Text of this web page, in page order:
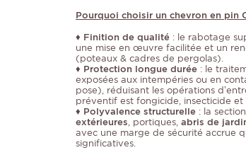
Pourquoi choisir un chevron en pin
♦ Finition de qualité : le rabotage
une mise en œuvre facilitée et un
(poteaux & cadres de pergolas).
♦ Protection longue durée : le
exposées aux intempéries ou en
pose), réduisant les opérations
préventif est fongicide, insecticide et
♦ Polyvalence structurelle : la
extérieures, portiques, abris de
avec une marge de sécurité accrue
significatives.